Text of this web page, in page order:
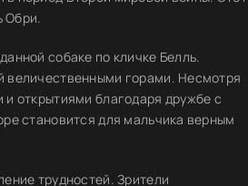
Обри.
собаке по кличке Белль.
величественными горами. Несмотря
открытиями благодаря дружбе с
становится для мальчика верным
трудностей. Зрители